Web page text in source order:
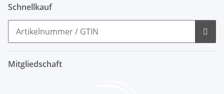
Schnellkauf
Mitgliedschaft